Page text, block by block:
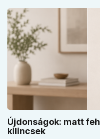
Újdonságok: matt
kilincsek